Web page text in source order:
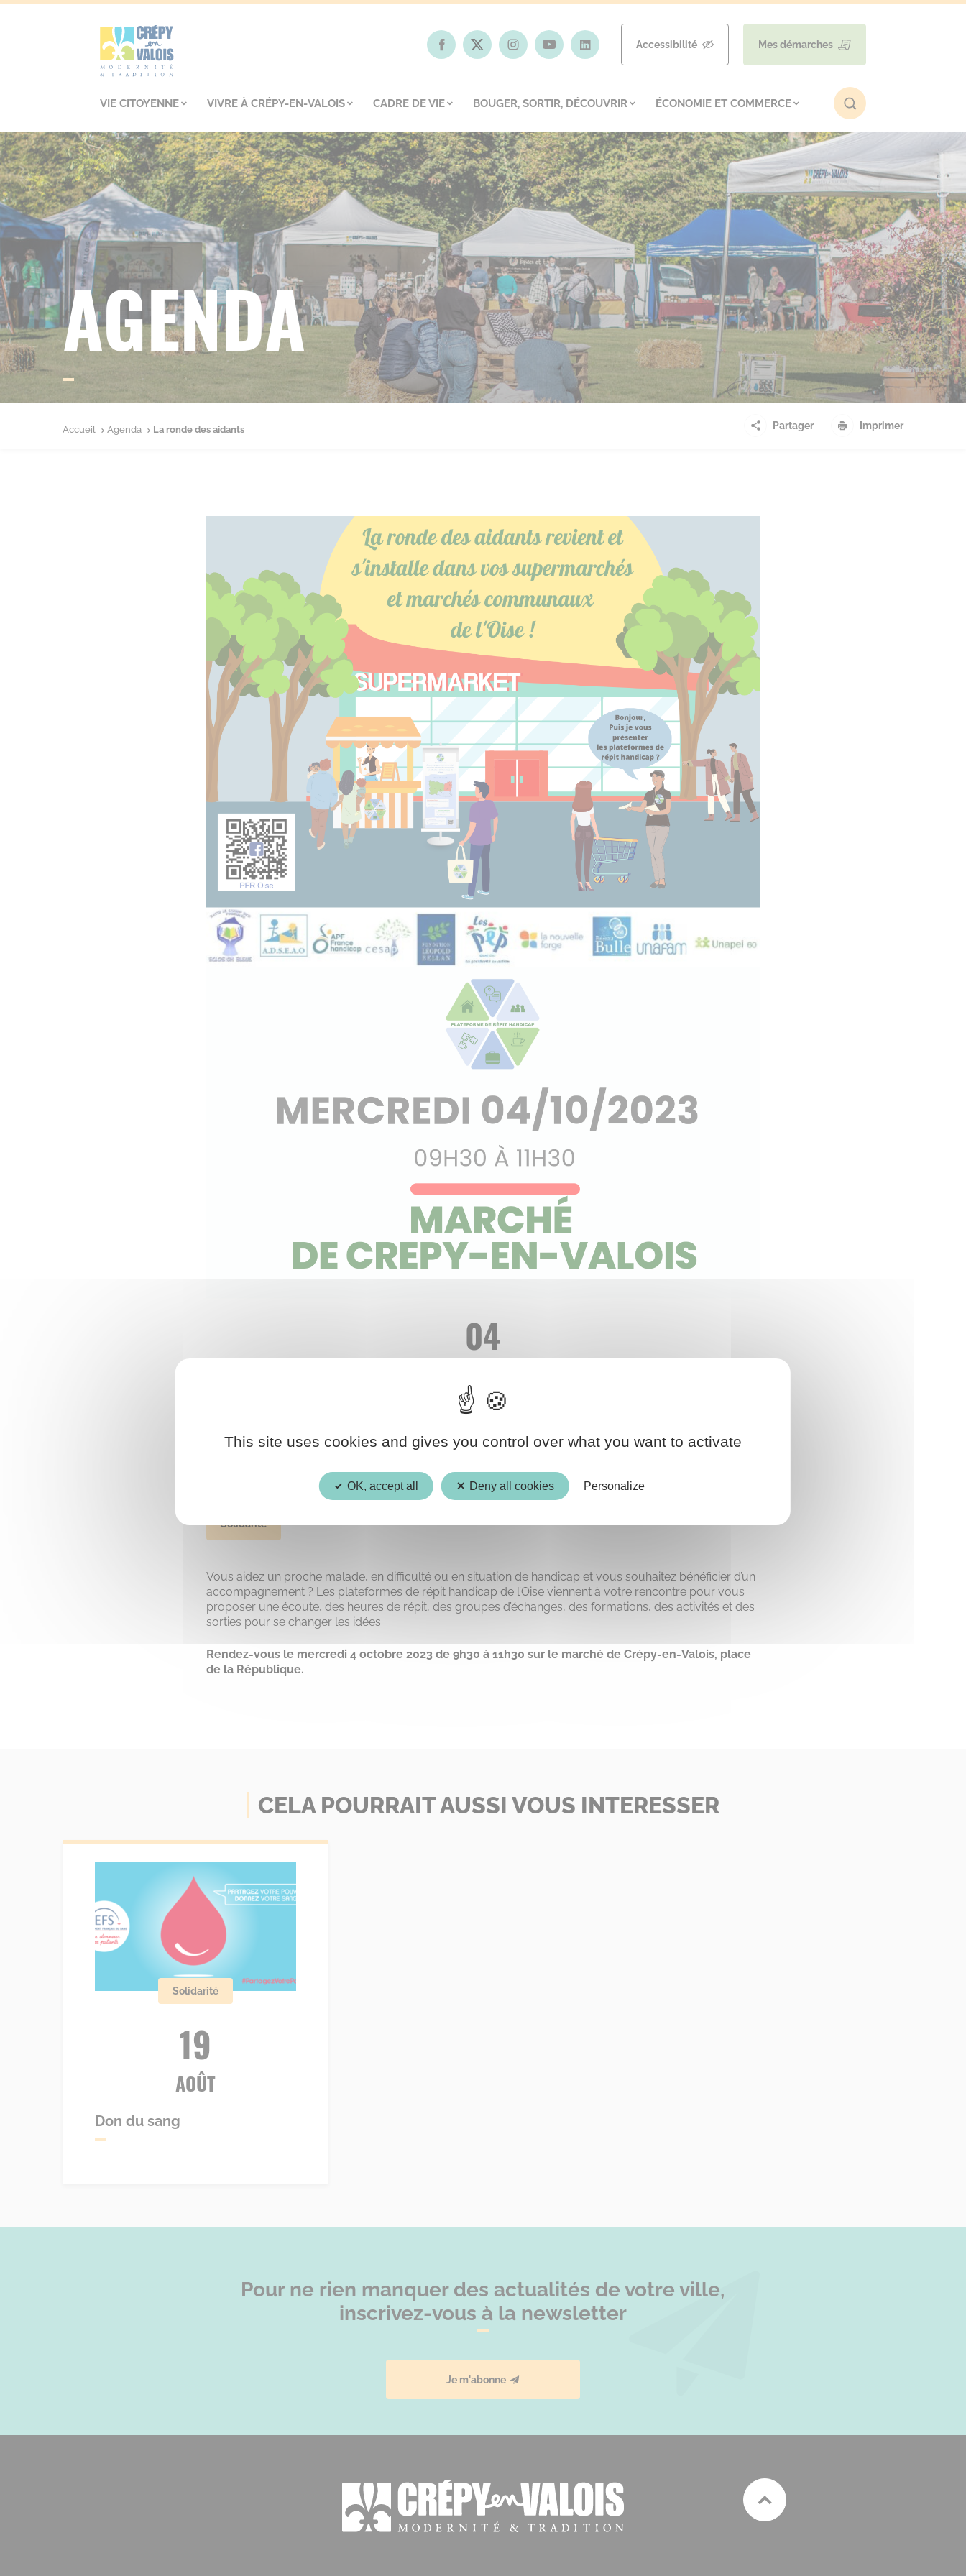
Accessibilité Mes démarches
VIE CITOYENNE VIVRE À CRÉPY-EN-VALOIS CADRE DE VIE BOUGER, SORTIR, DÉCOUVRIR ÉCONOMIE ET COMMERCE
AGENDA
Accueil Agenda La ronde des aidants Partager Imprimer
04
LA RONDE DES AIDANTS
Solidarité
Vous aidez un proche malade, en difficulté ou en situation de handicap et vous souhaitez bénéficier d’un
accompagnement ? Les plateformes de répit handicap de l’Oise viennent à votre rencontre pour vous
proposer une écoute, des heures de répit, des groupes d’échanges, des formations, des activités et des
sorties pour se changer les idées.
Rendez-vous le mercredi 4 octobre 2023 de 9h30 à 11h30 sur le marché de Crépy-en-Valois, place
de la République.
CELA POURRAIT AUSSI VOUS INTERESSER
Solidarité
19
AOÛT
Don du sang
Pour ne rien manquer des actualités de votre ville,
inscrivez-vous à la newsletter
Je m'abonne
This site uses cookies and gives you control over what you want to activate
OK, accept all Deny all cookies Personalize